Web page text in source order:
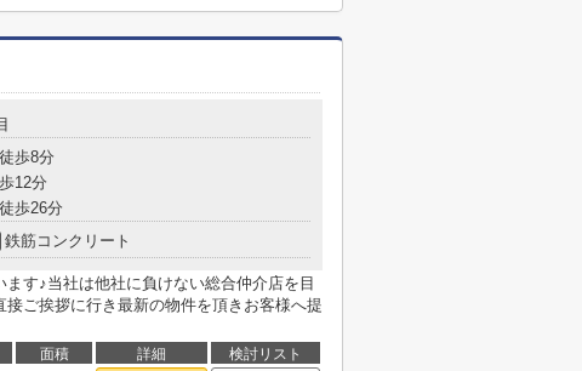
歩8分
12分
歩26分
鉄筋コンクリート
す♪当社は他社に負けない総合仲介店を目
ご挨拶に行き最新の物件を頂きお客様へ提
面積 詳細
検討リスト